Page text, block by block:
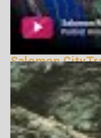
Salomon
164766 Nézetek